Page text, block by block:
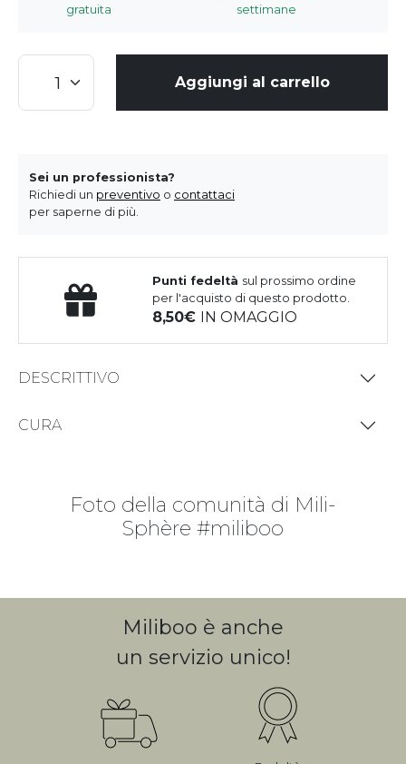
gratuita
settimane
Aggiungi al carrello
Sei un professionista?
Richiedi un preventivo o contattaci
per saperne di più.
Punti fedeltà sul prossimo ordine
per l'acquisto di questo prodotto.
8,50 IN OMAGGIO
DESCRITTIVO
CURA
Foto della comunità di Mili-
Sphère #miliboo